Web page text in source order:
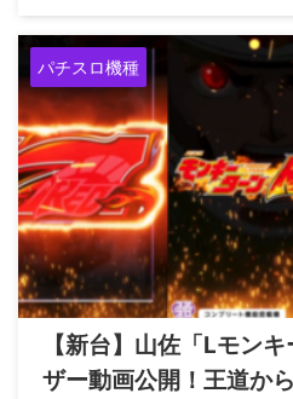
パチスロ機種
【新台】山佐「Lモン
ザー動画公開！王道か